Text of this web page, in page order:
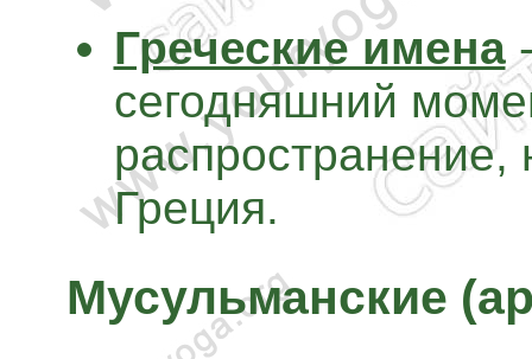
Греческие имена-
сегодняшний
распространение,
Греция.
Мусульманские